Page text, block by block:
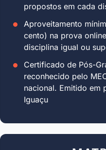
propostos em cada
Aproveitamento
cento) na prova
disciplina igual ou
Certificado de Pós-
reconhecido pelo
nacional. Emitido em
Iguaçu